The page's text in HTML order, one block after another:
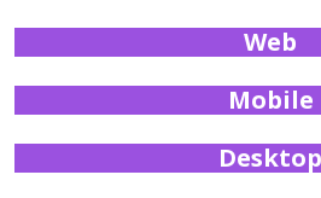
Web
Mobile
Desktop